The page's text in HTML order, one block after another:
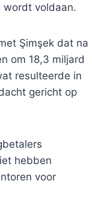
wordt voldaan.
Şimşek dat na
om 18,3 miljard
resulteerde in
gericht op
hebben
voor